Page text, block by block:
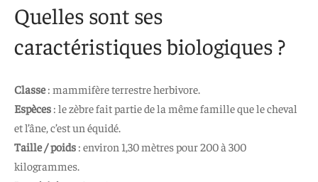
Quelles sont ses
caractéristiques biologiques ?
Classe: mammifère terrestre herbivore.
Espèces : le zèbre fait partie de la même famille que le cheval
et l’âne, c’est un équidé.
Taille / poids : environ 1,30 mètres pour 200 à 300
kilogrammes.